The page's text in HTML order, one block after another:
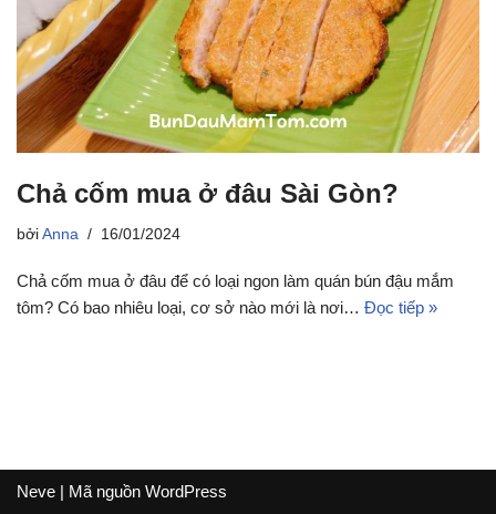
Chả cốm mua ở đâu Sài Gòn?
bởi Anna 16/01/2024
Chả cốm mua ở đâu để có loại ngon làm quán bún đậu mắm
tôm? Có bao nhiêu loại, cơ sở nào mới là nơi… Đọc tiếp »
Neve | Mã nguồn WordPress